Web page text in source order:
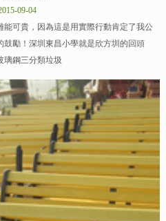
09-04
可貴，因為這是用實際行動肯定了我公
勵！深圳東昌小學就是欣方圳的回頭
璃鋼三分類垃圾